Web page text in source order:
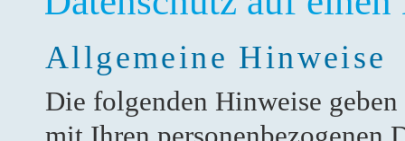
Allgemeine Hinweise
Die folgenden Hinweise
mit Ihren personenbezogenen